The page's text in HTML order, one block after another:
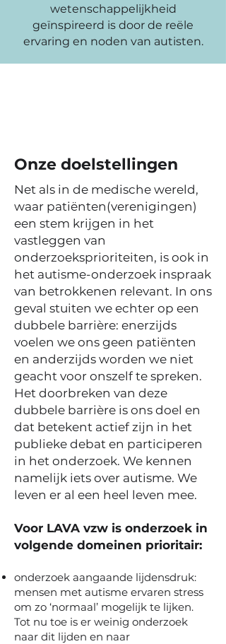
wetenschappelijkheid
geïnspireerd is door de reële
ervaring en noden van autisten.
Onze doelstellingen
Net als in de medische wereld,
waar patiënten(verenigingen)
een stem krijgen in het
vastleggen van
onderzoeksprioriteiten, is ook in
het autisme-onderzoek inspraak
van betrokkenen relevant. In ons
geval stuiten we echter op een
dubbele barrière: enerzijds
voelen we ons geen patiënten
en anderzijds worden we niet
geacht voor onszelf te spreken.
Het doorbreken van deze
dubbele barrière is ons doel en
dat betekent actief zijn in het
publieke debat en participeren
in het onderzoek. We kennen
namelijk iets over autisme. We
leven er al een heel leven mee.
Voor LAVA vzw is onderzoek in
volgende domeinen prioritair:
onderzoek aangaande lijdensdruk:
mensen met autisme ervaren stress
om zo ‘normaal’ mogelijk te lijken.
Tot nu toe is er weinig onderzoek
naar dit lijden en naar